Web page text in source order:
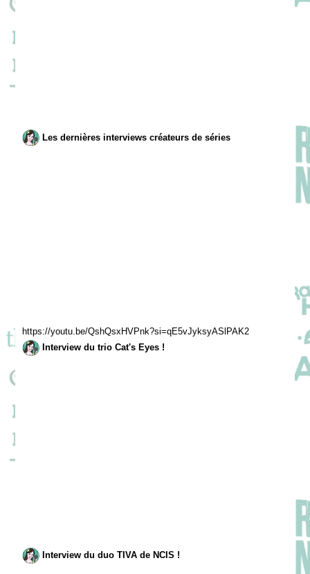
Les dernières interviews créateurs de séries
https://youtu.be/QshQsxHVPnk?si=qE5vJyksyASlPAK2
Interview du trio Cat's Eyes !
Interview du duo TIVA de NCIS !